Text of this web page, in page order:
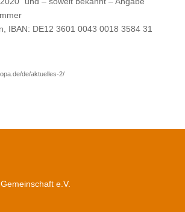
IBAN: DE12 3601 0043 0018 3584 31
de/aktuelles-2/
e.V.